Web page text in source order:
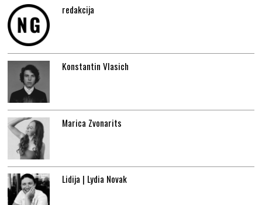
redakcija
Konstantin Vlasich
Marica Zvonarits
Lidija | Lydia Novak